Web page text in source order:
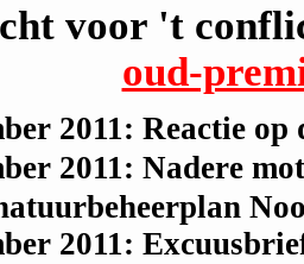
voor 't
oud-
2011: Reactie
2011: Nadere
2011: